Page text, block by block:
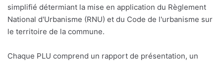
simplifié détermiant la mise en application du Règlement
National d'Urbanisme (RNU) et du Code de l'urbanisme sur
le territoire de la commune.
Chaque PLU comprend un rapport de présentation, un